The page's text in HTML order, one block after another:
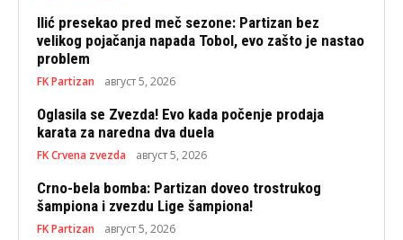
Ilić presekao pred meč sezone: Partizan bez
velikog pojačanja napada Tobol, evo zašto je nastao
problem
FK Partizan август 5, 2026
Oglasila se Zvezda! Evo kada počenje prodaja
karata za naredna dva duela
FK Crvena zvezda август 5, 2026
Crno-bela bomba: Partizan doveo trostrukog
šampiona i zvezdu Lige šampiona!
FK Partizan август 5, 2026